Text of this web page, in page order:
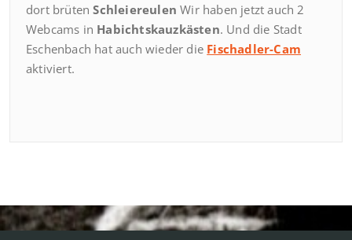
dort brütenSchleiereulen Wir haben jetzt auch 2
Webcams in Habichtskauzkästen. Und die Stadt
Eschenbach hat auch wieder die Fischadler-Cam
aktiviert.